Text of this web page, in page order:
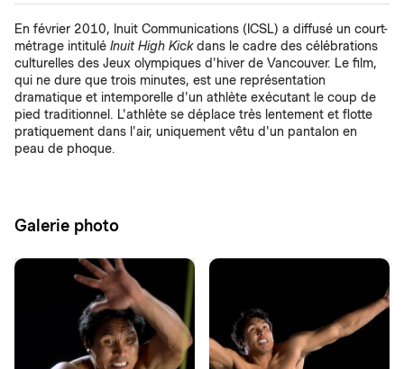
En février 2010, Inuit Communications (ICSL) a diffusé un court-
métrage intitulé Inuit High Kickdans le cadre des célébrations
culturelles des Jeux olympiques d'hiver de Vancouver. Le film,
qui ne dure que trois minutes, est une représentation
dramatique et intemporelle d'un athlète exécutant le coup de
pied traditionnel. L'athlète se déplace très lentement et flotte
pratiquement dans l'air, uniquement vêtu d'un pantalon en
peau de phoque.
Galerie photo